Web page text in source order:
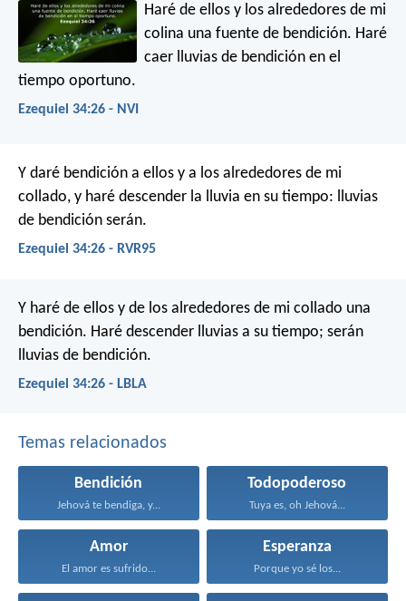
Haré de ellos y los alrededores de mi
colina una fuente de bendición. Haré
caer lluvias de bendición en el
tiempo oportuno.
Ezequiel 34:26 - NVI
Y daré bendición a ellos y a los alrededores de mi
collado, y haré descender la lluvia en su tiempo: lluvias
de bendición serán.
Ezequiel 34:26 - RVR95
Y haré de ellos y de los alrededores de mi collado una
bendición. Haré descender lluvias a su tiempo; serán
lluvias de bendición.
Ezequiel 34:26 - LBLA
Temas relacionados
Bendición
Jehová te bendiga, y...
Todopoderoso
Tuya es, oh Jehová...
Amor
El amor es sufrido...
Esperanza
Porque yo sé los...